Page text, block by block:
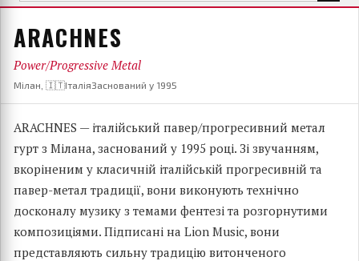
ARACHNES
Power/Progressive Metal
Мілан, 🇮🇹ІталіяЗаснований у 1995
ARACHNES — італійський павер/прогресивний метал
гурт з Мілана, заснований у 1995 році. Зі звучанням,
вкоріненим у класичній італійській прогресивній та
павер-метал традиції, вони виконують технічно
досконалу музику з темами фентезі та розгорнутими
композиціями. Підписані на Lion Music, вони
представляють сильну традицію витонченого